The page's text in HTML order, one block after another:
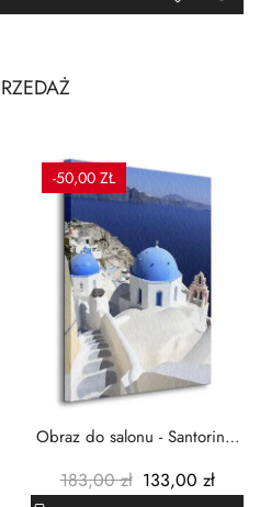
-50,00 ZŁ
Obraz do salonu - Santorini -
183,00 zł 133,00 zł